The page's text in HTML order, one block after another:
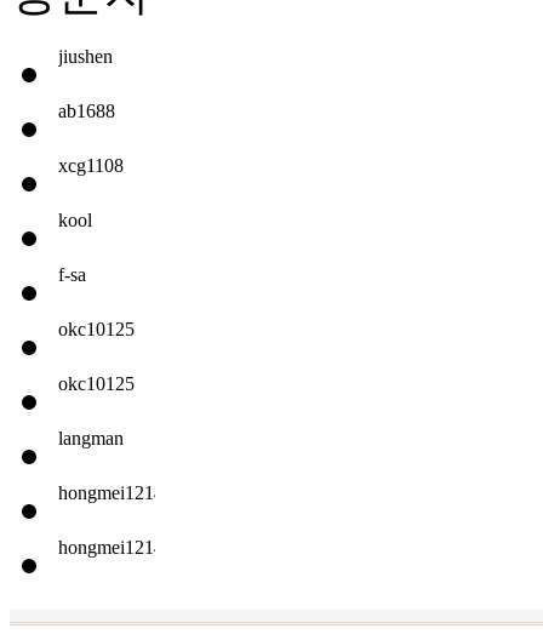
jiushen
ab1688
xcg1108
kool
f-sa
okc10125
okc10125
langman
hongmei1214
hongmei1214